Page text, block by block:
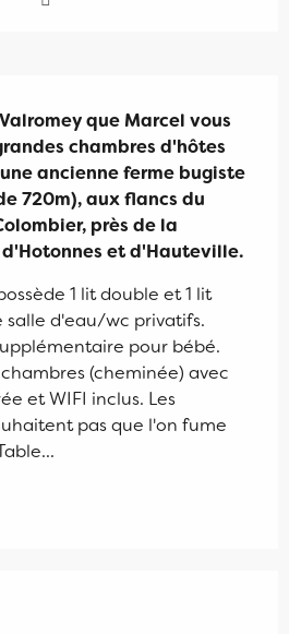
que Marcel vous
chambres d'hôtes
ancienne ferme bugiste
720m), aux flancs du
près de la
et d'Hauteville.
1 lit double et 1 lit
salle d'eau/wc privatifs.
pour bébé.
(cheminée) avec
et WIFI inclus. Les
pas que l'on fume